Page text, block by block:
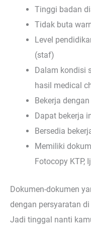
Tinggi badan
Tidak buta
Level
(staf)
Dalam kondisi
hasil medical
Bekerja
Dapat bekerja
Bersedia
Memiliki
Fotocopy KTP,
Dokumen-dokumen
dengan persyaratan
Jadi tinggal nanti